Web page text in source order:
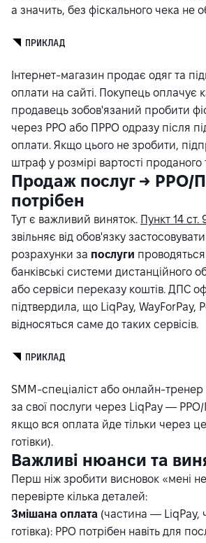
а значить, без фіскального чека не
ПРИКЛАД
Інтернет-магазин продає одяг та
оплати на сайті. Покупець оплачує
продавець зобов'язаний пробити
через РРО або ПРРО одразу після
оплати. Якщо цього не зробити,
штраф у розмірі вартості проданого
Продаж послуг → РРО/
потрібен
Тут є важливий виняток. Пункт 14 ст.
звільняє від обов'язку
розрахунки за послуги
банківські системи дистанційного
або сервіси переказу коштів. ДПС
підтвердила, що LiqPay, WayForPay,
відносяться саме до таких сервісів.
ПРИКЛАД
SMM-спеціаліст або онлайн-
за свої послуги через LiqPay —
якщо вся оплата йде тільки через
готівки).
Важливі нюанси та
Перш ніж зробити висновок «мені
перевірте кілька деталей:
Змішана оплата (частина — LiqPay,
готівка): РРО потрібен навіть для